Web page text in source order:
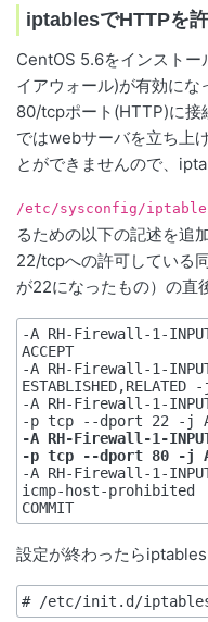
iptablesでHTTPを
CentOS 5.6をインスト
イアウォール)が有効に
80/tcpポート(HTTP)に接
ではwebサーバを立ち上
とができませんので、
/etc/sysconfig/
るための以下の記述を追
22/tcpへの許可している
が22になったもの）の直
-A RH-Firewall-1-
ACCEPT
-A RH-Firewall-1-
ESTABLISHED,RELATED
-A RH-Firewall-1-
-A RH-Firewall-1-
-p tcp --dport 80 -j
-A RH-Firewall-1-
icmp-host-prohibited
設定が終わったらiptables
# /etc/init.d/